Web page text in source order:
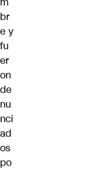
br
e y
fu
er
on
de
nu
nci
ad
os
po